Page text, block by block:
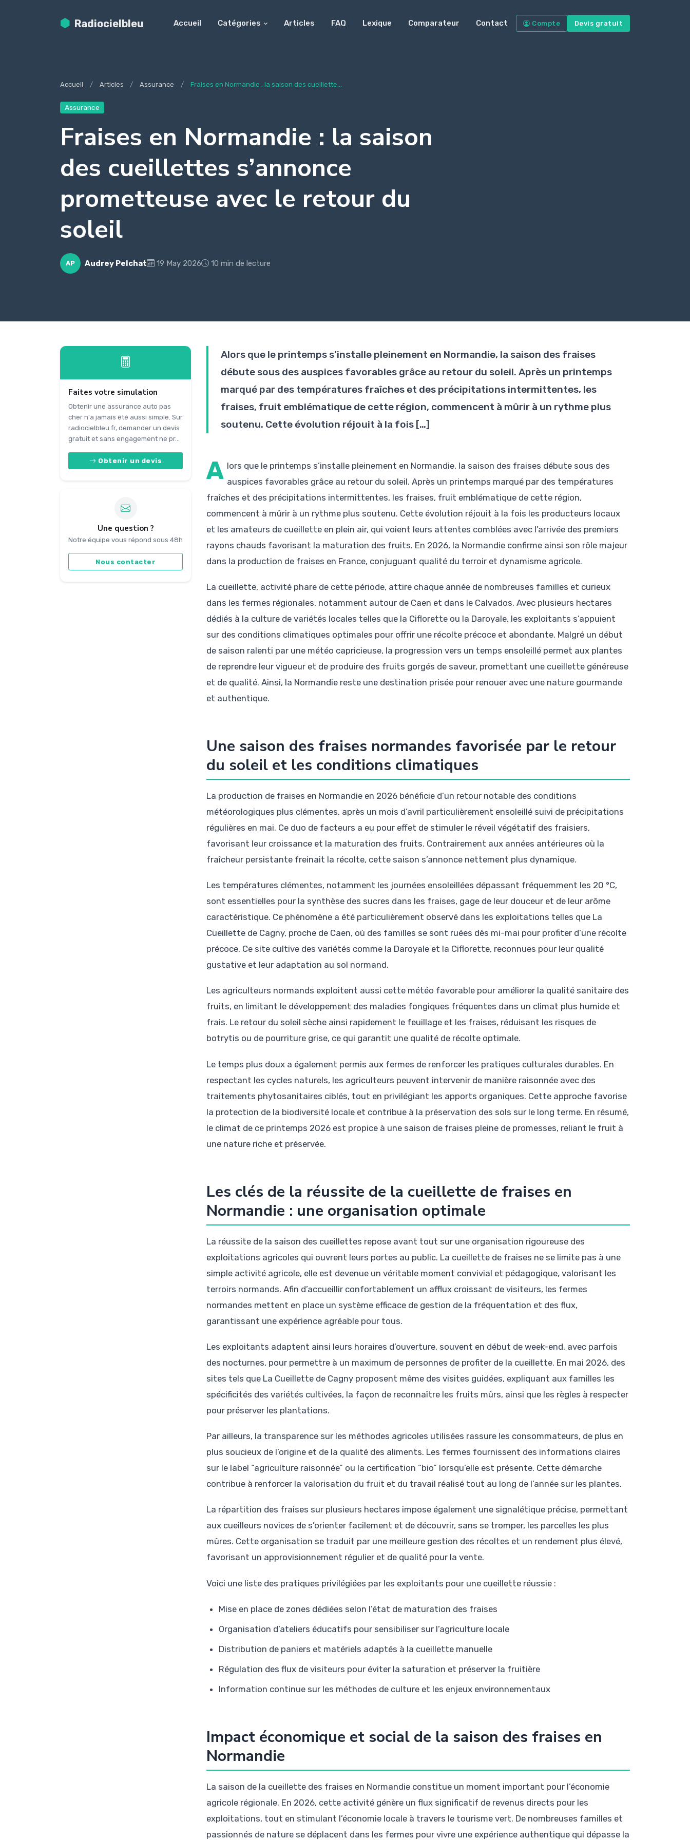
Radiocielbleu Accueil Catégories Articles FAQ Lexique Comparateur Contact Compte Devis gratuit
Accueil Articles Assurance Fraises en Normandie : la saison des cueillette...
Assurance
Fraises en Normandie : la saison
des cueillettes s’annonce
prometteuse avec le retour du
soleil
AP Audrey Pelchat 19 May 2026 10 min de lecture
Faites votre simulation
Obtenir une assurance auto pas
cher n'a jamais été aussi simple. Sur
radiocielbleu.fr, demander un devis
gratuit et sans engagement ne pr...
Obtenir un devis
Une question ?
Notre équipe vous répond sous 48h
Nous contacter
Alors que le printemps s’installe pleinement en Normandie, la saison des fraises
débute sous des auspices favorables grâce au retour du soleil. Après un printemps
marqué par des températures fraîches et des précipitations intermittentes, les
fraises, fruit emblématique de cette région, commencent à mûrir à un rythme plus
soutenu. Cette évolution réjouit à la fois […]
A lors que le printemps s’installe pleinement en Normandie, la saison des fraises débute sous des
auspices favorables grâce au retour du soleil. Après un printemps marqué par des températures
fraîches et des précipitations intermittentes, les fraises, fruit emblématique de cette région,
commencent à mûrir à un rythme plus soutenu. Cette évolution réjouit à la fois les producteurs locaux
et les amateurs de cueillette en plein air, qui voient leurs attentes comblées avec l’arrivée des premiers
rayons chauds favorisant la maturation des fruits. En 2026, la Normandie confirme ainsi son rôle majeur
dans la production de fraises en France, conjuguant qualité du terroir et dynamisme agricole.
La cueillette, activité phare de cette période, attire chaque année de nombreuses familles et curieux
dans les fermes régionales, notamment autour de Caen et dans le Calvados. Avec plusieurs hectares
dédiés à la culture de variétés locales telles que la Ciflorette ou la Daroyale, les exploitants s’appuient
sur des conditions climatiques optimales pour offrir une récolte précoce et abondante. Malgré un début
de saison ralenti par une météo capricieuse, la progression vers un temps ensoleillé permet aux plantes
de reprendre leur vigueur et de produire des fruits gorgés de saveur, promettant une cueillette généreuse
et de qualité. Ainsi, la Normandie reste une destination prisée pour renouer avec une nature gourmande
et authentique.
Une saison des fraises normandes favorisée par le retour
du soleil et les conditions climatiques
La production de fraises en Normandie en 2026 bénéficie d’un retour notable des conditions
météorologiques plus clémentes, après un mois d’avril particulièrement ensoleillé suivi de précipitations
régulières en mai. Ce duo de facteurs a eu pour effet de stimuler le réveil végétatif des fraisiers,
favorisant leur croissance et la maturation des fruits. Contrairement aux années antérieures où la
fraîcheur persistante freinait la récolte, cette saison s’annonce nettement plus dynamique.
Les températures clémentes, notamment les journées ensoleillées dépassant fréquemment les 20 °C,
sont essentielles pour la synthèse des sucres dans les fraises, gage de leur douceur et de leur arôme
caractéristique. Ce phénomène a été particulièrement observé dans les exploitations telles que La
Cueillette de Cagny, proche de Caen, où des familles se sont ruées dès mi-mai pour profiter d’une récolte
précoce. Ce site cultive des variétés comme la Daroyale et la Ciflorette, reconnues pour leur qualité
gustative et leur adaptation au sol normand.
Les agriculteurs normands exploitent aussi cette météo favorable pour améliorer la qualité sanitaire des
fruits, en limitant le développement des maladies fongiques fréquentes dans un climat plus humide et
frais. Le retour du soleil sèche ainsi rapidement le feuillage et les fraises, réduisant les risques de
botrytis ou de pourriture grise, ce qui garantit une qualité de récolte optimale.
Le temps plus doux a également permis aux fermes de renforcer les pratiques culturales durables. En
respectant les cycles naturels, les agriculteurs peuvent intervenir de manière raisonnée avec des
traitements phytosanitaires ciblés, tout en privilégiant les apports organiques. Cette approche favorise
la protection de la biodiversité locale et contribue à la préservation des sols sur le long terme. En résumé,
le climat de ce printemps 2026 est propice à une saison de fraises pleine de promesses, reliant le fruit à
une nature riche et préservée.
Les clés de la réussite de la cueillette de fraises en
Normandie : une organisation optimale
La réussite de la saison des cueillettes repose avant tout sur une organisation rigoureuse des
exploitations agricoles qui ouvrent leurs portes au public. La cueillette de fraises ne se limite pas à une
simple activité agricole, elle est devenue un véritable moment convivial et pédagogique, valorisant les
terroirs normands. Afin d’accueillir confortablement un afflux croissant de visiteurs, les fermes
normandes mettent en place un système efficace de gestion de la fréquentation et des flux,
garantissant une expérience agréable pour tous.
Les exploitants adaptent ainsi leurs horaires d’ouverture, souvent en début de week-end, avec parfois
des nocturnes, pour permettre à un maximum de personnes de profiter de la cueillette. En mai 2026, des
sites tels que La Cueillette de Cagny proposent même des visites guidées, expliquant aux familles les
spécificités des variétés cultivées, la façon de reconnaître les fruits mûrs, ainsi que les règles à respecter
pour préserver les plantations.
Par ailleurs, la transparence sur les méthodes agricoles utilisées rassure les consommateurs, de plus en
plus soucieux de l’origine et de la qualité des aliments. Les fermes fournissent des informations claires
sur le label “agriculture raisonnée” ou la certification “bio” lorsqu’elle est présente. Cette démarche
contribue à renforcer la valorisation du fruit et du travail réalisé tout au long de l’année sur les plantes.
La répartition des fraises sur plusieurs hectares impose également une signalétique précise, permettant
aux cueilleurs novices de s’orienter facilement et de découvrir, sans se tromper, les parcelles les plus
mûres. Cette organisation se traduit par une meilleure gestion des récoltes et un rendement plus élevé,
favorisant un approvisionnement régulier et de qualité pour la vente.
Voici une liste des pratiques privilégiées par les exploitants pour une cueillette réussie :
Mise en place de zones dédiées selon l’état de maturation des fraises
Organisation d’ateliers éducatifs pour sensibiliser sur l’agriculture locale
Distribution de paniers et matériels adaptés à la cueillette manuelle
Régulation des flux de visiteurs pour éviter la saturation et préserver la fruitière
Information continue sur les méthodes de culture et les enjeux environnementaux
Impact économique et social de la saison des fraises en
Normandie
La saison de la cueillette des fraises en Normandie constitue un moment important pour l’économie
agricole régionale. En 2026, cette activité génère un flux significatif de revenus directs pour les
exploitations, tout en stimulant l’économie locale à travers le tourisme vert. De nombreuses familles et
passionnés de nature se déplacent dans les fermes pour vivre une expérience authentique qui dépasse la